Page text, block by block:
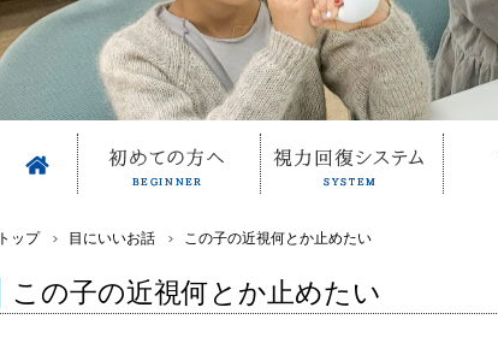
トップ 目にいいお話 この子の近視何とか止めたい
この子の近視何とか止めたい